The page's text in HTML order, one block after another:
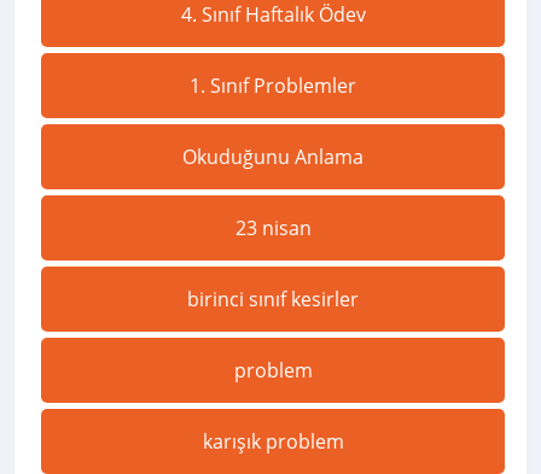
4. Sınıf Haftalık Ödev
1. Sınıf Problemler
Okuduğunu Anlama
23 nisan
birinci sınıf kesirler
problem
karışık problem